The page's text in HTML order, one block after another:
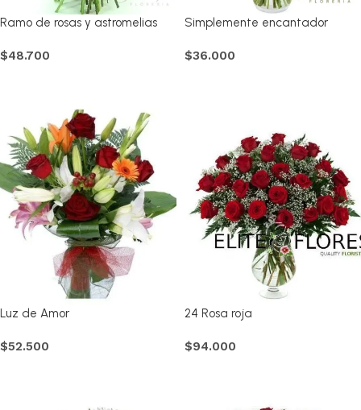
Ramo de rosas y astromelias
$48.700
Simplemente encantador
$36.000
Luz de Amor
$52.500
24 Rosa roja
$94.000